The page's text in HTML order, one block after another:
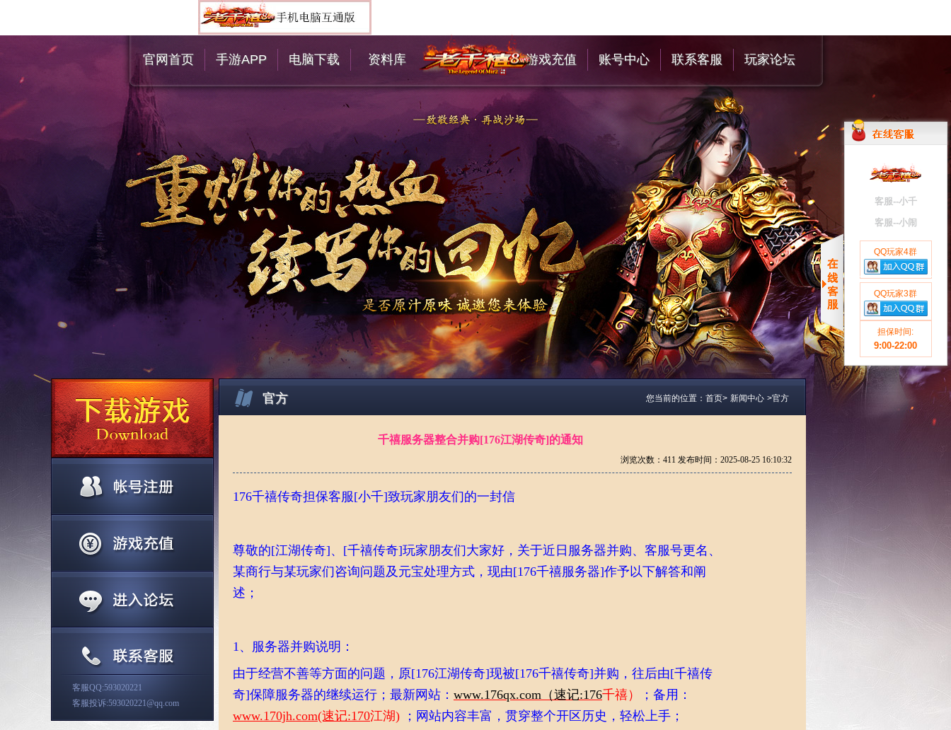
客服--小千
客服--小闹
QQ玩家4群
QQ玩家3群
担保时间:
9:00-22:00
官网首页 手游APP 电脑下载 资料库 游戏充值 账号中心 联系客服 玩家论坛
客服QQ:593020221
客服投诉:593020221@qq.com
官方 您当前的位置： 首页> 新闻中心 >官方
千禧服务器整合并购[176江湖传奇]的通知
浏览次数： 411 发布时间：2025-08-25 16:10:32
176千禧传奇担保客服[小千]致玩家朋友们的一封信
尊敬的[江湖传奇]、[千禧传奇]玩家朋友们大家好，关于近日服务器并购、客服号更名、
某商行与某玩家们咨询问题及元宝处理方式，现由[176千禧服务器]作予以下解答和阐
述；
1、服务器并购说明：
由于经营不善等方面的问题，原[176江湖传奇]现被[176千禧传奇]并购，往后由[千禧传
奇]保障服务器的继续运行；最新网站： www.176qx.com（速记:176千禧）
；备用：
www.170jh.com(速记:170江湖) ；网站内容丰富，贯穿整个开区历史，轻松上手；